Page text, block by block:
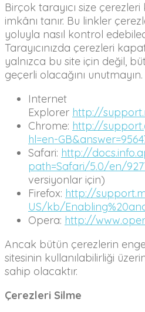
Birçok tarayıcı size
imkânı tanır. Bu linkler
yoluyla nasıl kontrol
Tarayıcınızda çerezleri
yalnızca bu site için değil,
geçerli olacağını unutmayın.
Internet
Explorer http://
Chrome: http://
hl=en-
Safari: http://
path=Safari/5.0/en/
versiyonlar için)
Firefox: http://
US/kb/
Opera: http://
Ancak bütün çerezlerin
sitesinin kullanılabilirliği
sahip olacaktır.
Çerezleri Silme